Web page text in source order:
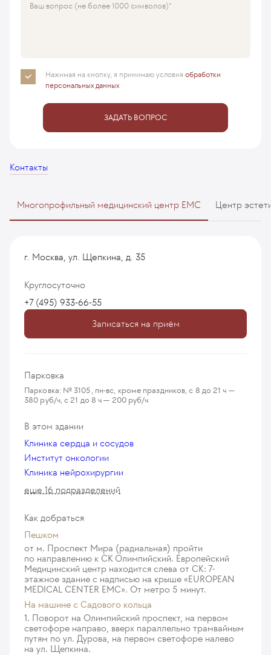
Ваш вопрос (не более 1000 символов)
Нажимая на кнопку, я принимаюусловия обработки
персональных данных
ЗАДАТЬ ВОПРОС
Контакты
Многопрофильный медицинский центр EMC Центр
г. Москва, ул. Щепкина, д. 35
Круглосуточно
+7 (495) 933-66-55
Записаться на приём
Парковка
Парковка: № 3105, пн-вс, кроме праздников, с 8 до 21 ч —
380 руб/ч, с 21 до 8 ч — 200 руб/ч
В этом здании
Клиника сердца и сосудов
Институт онкологии
Клиника нейрохирургии
еще 16 подразделений
Как добраться
Пешком
от м. Проспект Мира (радиальная) пройти
по направлению к СК Олимпийский. Европейский
Медицинский центр находится слева от СК: 7-
этажное здание с надписью на крыше «EUROPEAN
MEDICAL CENTER EMC». От метро 5 минут.
На машине c Садового кольца
1. Поворот на Олимпийский проспект, на первом
светофоре направо, вверх параллельно трамвайным
путям по ул. Дурова, на первом светофоре налево
на ул. Щепкина.